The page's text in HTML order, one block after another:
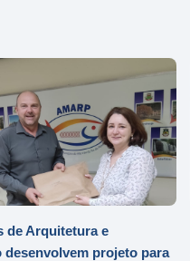
de Arquitetura e
desenvolvem projeto para